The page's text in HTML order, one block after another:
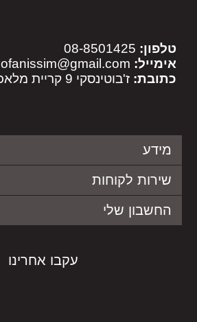
טלפון:
אימייל: ofanissim@gmail.com
כתובת: ז'בוטינסקי 9 קריית מלאכי
מידע
שירות לקוחות
החשבון שלי
עקבו אחרינו